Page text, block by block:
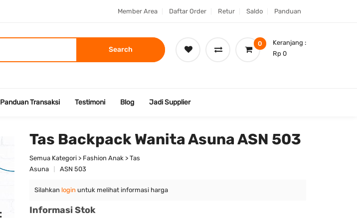
Member Area Daftar Order Retur Saldo Panduan
Search
0
Keranjang :
Rp 0
Panduan Transaksi Testimoni Blog Jadi Supplier
Tas Backpack Wanita Asuna ASN 503
Semua Kategori > Fashion Anak > Tas
Asuna
ASN 503
Silahkan login untuk melihat informasi harga
Informasi Stok